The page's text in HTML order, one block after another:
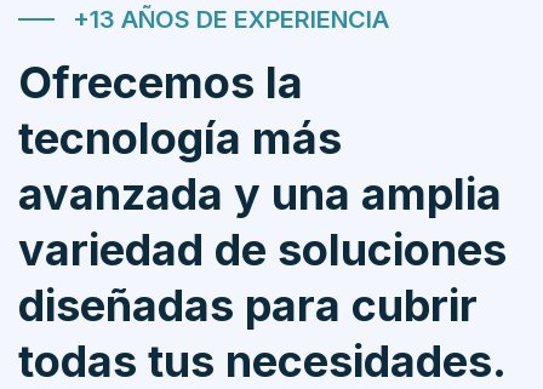
+13 AÑOS DE EXPERIENCIA
Ofrecemos la
tecnología más
avanzada y una amplia
variedad de soluciones
diseñadas para cubrir
todas tus necesidades.